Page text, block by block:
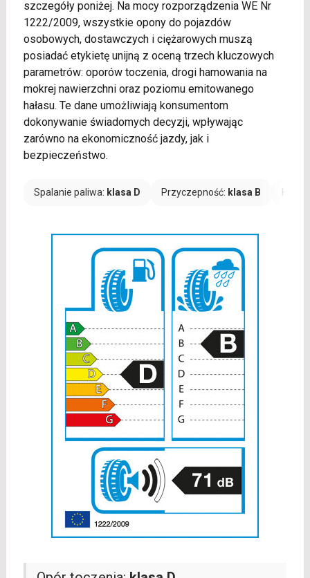
szczegóły poniżej. Na mocy rozporządzenia WE Nr
1222/2009, wszystkie opony do pojazdów
osobowych, dostawczych i ciężarowych muszą
posiadać etykietę unijną z oceną trzech kluczowych
parametrów: oporów toczenia, drogi hamowania na
mokrej nawierzchni oraz poziomu emitowanego
hałasu. Te dane umożliwiają konsumentom
dokonywanie świadomych decyzji, wpływając
zarówno na ekonomiczność jazdy, jak i
bezpieczeństwo.
Spalanie paliwa: klasa D Przyczepność: klasa B